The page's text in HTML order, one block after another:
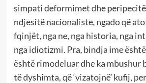
simpati deformimet dhe
ndjesitë nacionaliste, ngado që
fqinjët, nga ne, nga historia, nga
nga idiotizmi. Pra, bindja ime
është rimodeluar dhe ka mbushur
të dyshimta, që ‘vizatojnë’ kufij,